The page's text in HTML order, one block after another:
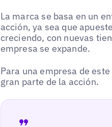
La marca se basa en un
acción, ya sea que
creciendo, con nuevas
empresa se expande.
Para una empresa de
gran parte de la acción.